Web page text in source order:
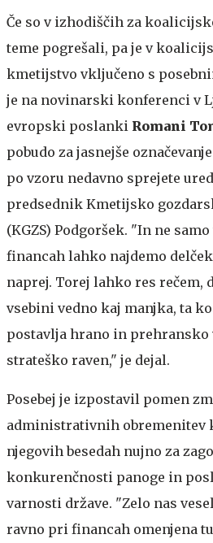
Če so v izhodiščih za
teme pogrešali, pa je v
kmetijstvo vključeno s
je na novinarski konferenci v
evropski poslanki Romani
pobudo za jasnejše
po vzoru nedavno sprejete
predsednik Kmetijsko
(KGZS) Podgoršek. "In ne
financah lahko najdemo
naprej. Torej lahko res rečem,
vsebini vedno kaj manjka, ta
postavlja hrano in prehransko
strateško raven," je dejal.
Posebej je izpostavil pomen
administrativnih obremenitev
njegovih besedah nujno za
konkurenčnosti panoge in
varnosti države. "Zelo nas
ravno pri financah omenjena